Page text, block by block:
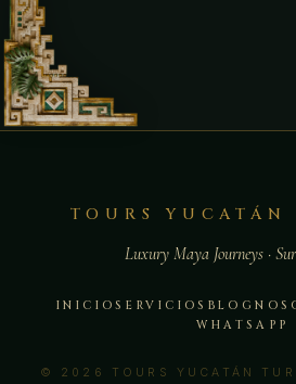
TOURS YUCATÁN
Luxury Maya Journeys ·
INICIOSERVICIOS BLOG
WHATSAPP
© 2026 TOURS YUCATÁN